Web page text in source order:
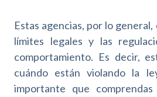
Estas agencias, por lo
límites legales y las
comportamiento. Es decir,
cuándo están violando la
importante que